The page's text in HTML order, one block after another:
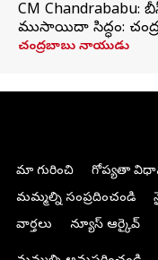
CM Chandrababu:
ముసాయిదా సిద్ధం:
చంద్రబాబు నాయుడు
మా గురించి గోప్యతా
మమ్మల్ని సంప్రదించండి
వార్తలు
న్యూస్ ఆర్కైవ్